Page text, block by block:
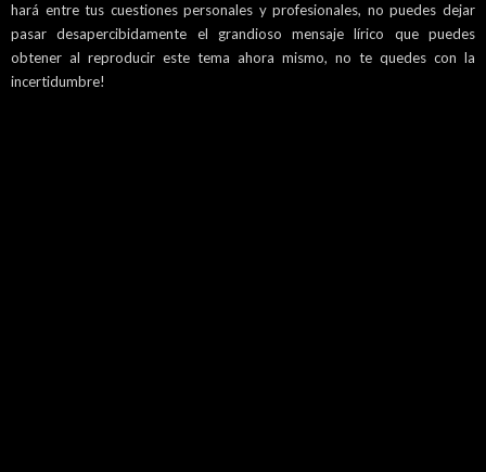
hará entre tus cuestiones personales y profesionales, no puedes dejar
pasar desapercibidamente el grandioso mensaje lírico que puedes
obtener al reproducir este tema ahora mismo, no te quedes con la
incertidumbre!